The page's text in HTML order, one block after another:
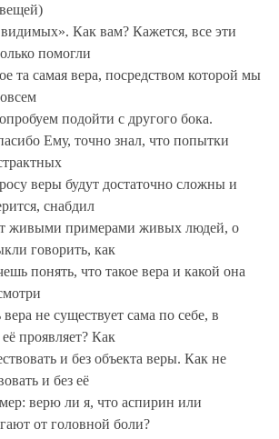
видимых». Как вам? Кажется, все эти
помогли
та самая вера, посредством которой мы
подойти с другого бока.
Ему, точно знал, что попытки
веры будут достаточно сложны и
снабдил
живыми примерами живых людей, о
говорить, как
понять, что такое вера и какой она
не существует сама по себе, в
проявляет? Как
и без объекта веры. Как не
и без её
верю ли я, что аспирин или
от головной боли?